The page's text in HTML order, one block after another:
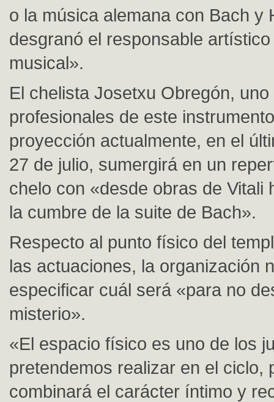
o la música alemana con Bach y
desgranó el responsable
musical».
El chelista Josetxu Obregón, uno
profesionales de este
proyección actualmente, en el
27 de julio, sumergirá en un
chelo con «desde obras de Vitali
la cumbre de la suite de Bach».
Respecto al punto físico del
las actuaciones, la organización
especificar cuál será «para no
misterio».
«El espacio físico es uno de los
pretendemos realizar en el ciclo,
combinará el carácter íntimo y